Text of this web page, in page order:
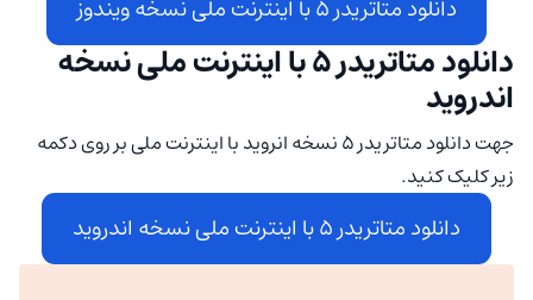
دانلود متاتریدر 5 با اینترنت ملی نسخه ویندوز
دانلود متاتریدر 5 با اینترنت ملی نسخه
اندروید
جهت دانلود متاتریدر 5 نسخه انروید با اینترنت ملی بر روی دکمه
زیر کلیک کنید.
دانلود متاتریدر 5 با اینترنت ملی نسخه اندروید